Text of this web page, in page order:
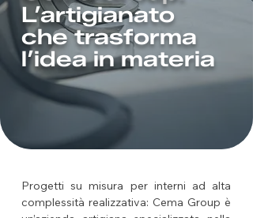
L’artigianato
che trasforma
l’idea in materia
Progetti su misura per interni ad alta
complessità realizzativa: Cema Group è